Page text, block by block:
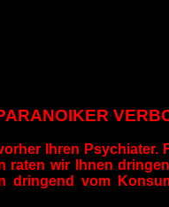
Ihren
wir Ihnen
dringend vom